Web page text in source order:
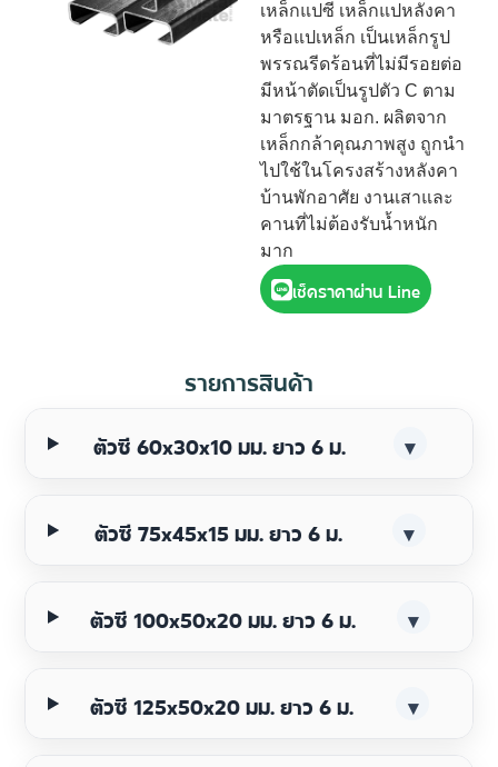
เหล็กแปซี เหล็กแปหลังคา
หรือแปเหล็ก เป็นเหล็กรูป
พรรณรีดร้อนที่ไม่มีรอยต่อ
มีหน้าตัดเป็นรูปตัว C ตาม
มาตรฐาน มอก. ผลิตจาก
เหล็กกล้าคุณภาพสูง ถูกนำ
ไปใช้ในโครงสร้างหลังคา
บ้านพักอาศัย งานเสาและ
คานที่ไม่ต้องรับน้ำหนัก
มาก
เช็คราคาผ่าน Line
รายการสินค้า
ตัวซี 60x30x10 มม. ยาว 6 ม. ▾
ตัวซี 75x45x15 มม. ยาว 6 ม. ▾
ตัวซี 100x50x20 มม. ยาว 6 ม. ▾
ตัวซี 125x50x20 มม. ยาว 6 ม. ▾